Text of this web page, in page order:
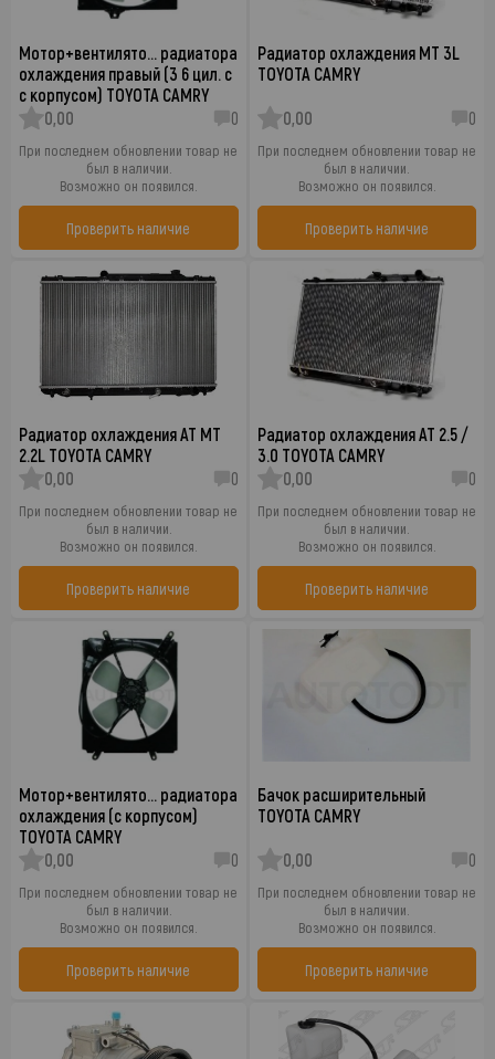
Мотор+вентилято… радиатора
охлаждения правый (3 6 цил. c
с корпусом) TOYOTA CAMRY
0,00
0
При последнем обновлении товар не
был в наличии.
Возможно он появился.
Проверить наличие
Радиатор охлаждения MT 3L
TOYOTA CAMRY
0,00 0
При последнем обновлении товар не
был в наличии.
Возможно он появился.
Проверить наличие
Радиатор охлаждения AT MT
2.2L TOYOTA CAMRY
0,00
0
При последнем обновлении товар не
был в наличии.
Возможно он появился.
Проверить наличие
Радиатор охлаждения AT 2.5 /
3.0 TOYOTA CAMRY
0,00
0
При последнем обновлении товар не
был в наличии.
Возможно он появился.
Проверить наличие
Мотор+вентилято… радиатора
охлаждения (с корпусом)
TOYOTA CAMRY
0,00
0
При последнем обновлении товар не
был в наличии.
Возможно он появился.
Проверить наличие
Бачок расширительный
TOYOTA CAMRY
0,00 0
При последнем обновлении товар не
был в наличии.
Возможно он появился.
Проверить наличие